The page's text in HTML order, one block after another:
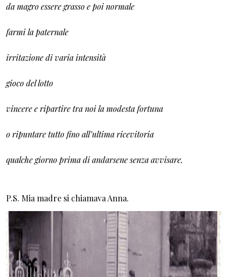
da magro essere grasso e poi normale
farmi la paternale
irritazione di varia intensità
gioco del lotto
vincere e ripartire tra noi la modesta fortuna
o ripuntare tutto fino all’ultima ricevitoria
qualche giorno prima di andarsene senza avvisare.
P.S. Mia madre si chiamava Anna.